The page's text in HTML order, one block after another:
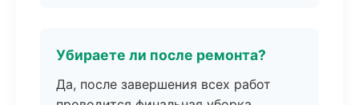
Убираете ли после ремонта?
Да, после завершения всех работ